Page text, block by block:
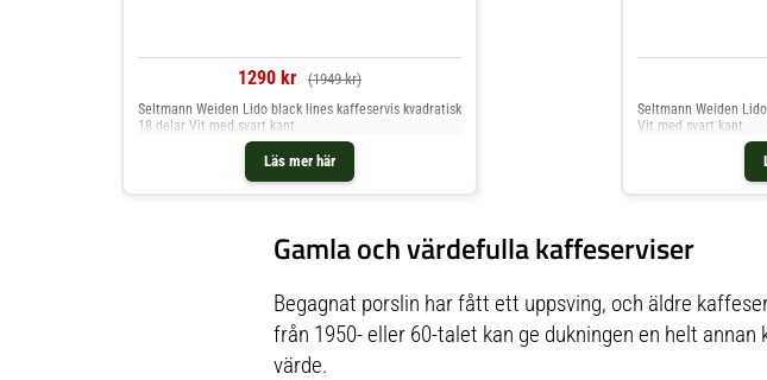
1290 kr (1949 kr)
Läs mer här
Seltmann Weiden Lido black lines kaffeservis kvadratisk
18 delar Vit med svart kant
Seltmann Weiden
Vit med svart kant
Gamla och värdefulla kaffeserviser
Begagnat porslin har fått ett uppsving, och äldre
från 1950- eller 60-talet kan ge dukningen en helt
värde.